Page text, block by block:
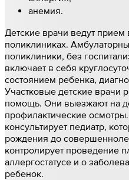
анемия.
Детские врачи ведут прием
поликлиниках.
поликлиники, без
включает в себя
состоянием ребенка,
Участковые детские врачи
помощь. Они выезжают на
профилактические
консультирует педиатр,
рождения до
контролирует проведение
аллергостатусе и о
ребенок.